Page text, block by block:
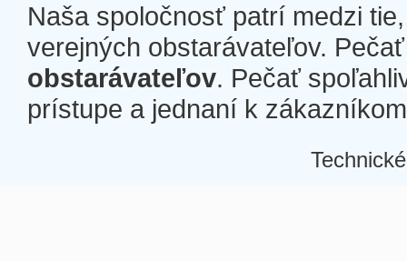
Naša spoločnosť patrí medzi
verejných obstarávateľov.
obstarávateľov. Pečať
prístupe a jednaní k